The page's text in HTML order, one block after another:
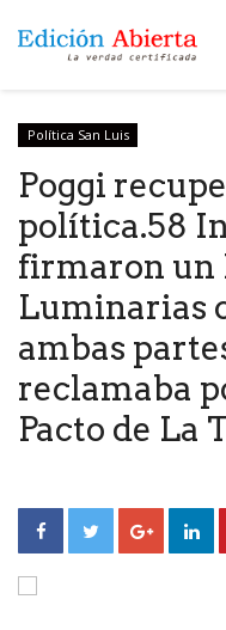
Política San Luis
Poggi
política.58
firmaron un
Luminarias
ambas
reclamaba
Pacto de La